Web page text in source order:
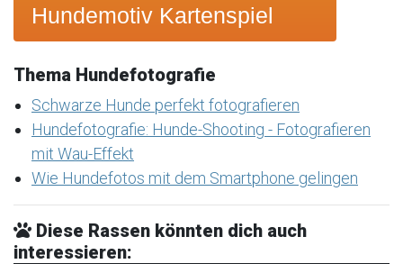
Hundemotiv Kartenspiel
Thema Hundefotografie
Schwarze Hunde perfekt fotografieren
Hundefotografie: Hunde-Shooting - Fotografieren
mit Wau-Effekt
Wie Hundefotos mit dem Smartphone gelingen
Diese Rassen könnten dich auch
interessieren: